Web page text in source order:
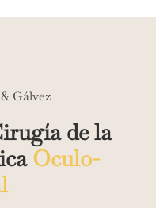
Gálvez
de la
Oculo-